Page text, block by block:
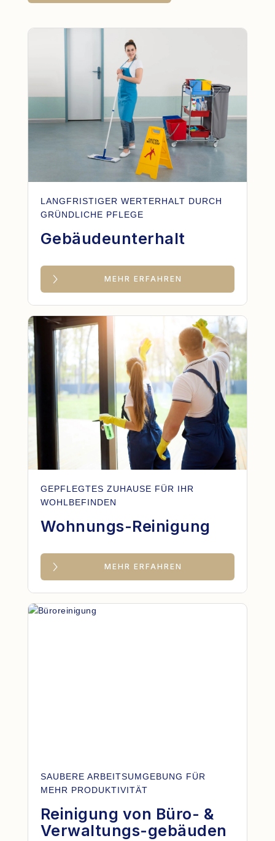
LANGFRISTIGER WERTERHALT DURCH
GRÜNDLICHE PFLEGE
Gebäudeunterhalt
MEHR ERFAHREN
GEPFLEGTES ZUHAUSE FÜR IHR
WOHLBEFINDEN
Wohnungs-Reinigung
MEHR ERFAHREN
SAUBERE ARBEITSUMGEBUNG FÜR
MEHR PRODUKTIVITÄT
Reinigung von Büro- &
Verwaltungs-gebäuden